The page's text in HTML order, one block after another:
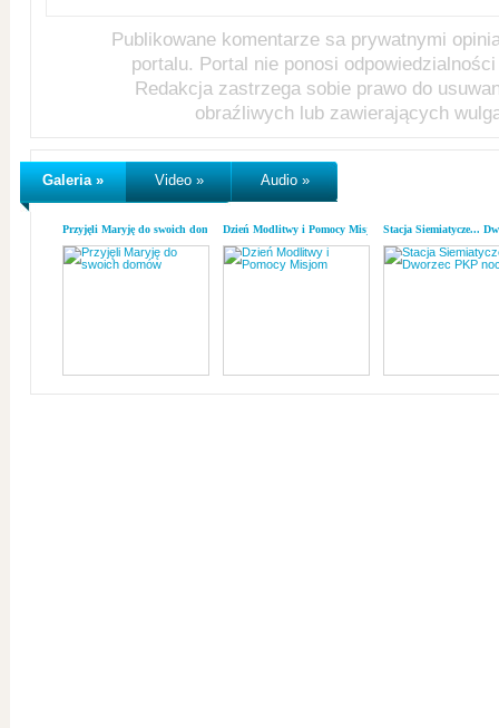
Publikowane komentarze sa prywatnymi
portalu. Portal nie ponosi
Redakcja zastrzega sobie prawo do
obraźliwych lub zawierających
Galeria » Video » Audio »
Przyjęli Maryję do swoich domówDzień Modlitwy i Pomocy MisjomStacja Siemiatycze...